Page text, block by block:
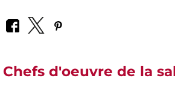
Chefs d'oeuvre de la